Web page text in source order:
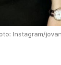
Instagram/